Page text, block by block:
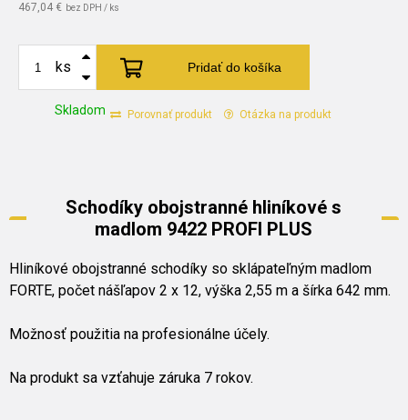
467,04 € bez DPH / ks
Skladom
ks Pridať do košíka
Porovnať produkt Otázka na produkt
Schodíky obojstranné hliníkové s
madlom 9422 PROFI PLUS
Hliníkové obojstranné schodíky so sklápateľným madlom
FORTE, počet nášľapov 2 x 12, výška 2,55 m a šírka 642 mm.
Možnosť použitia na profesionálne účely.
Na produkt sa vzťahuje záruka 7 rokov.